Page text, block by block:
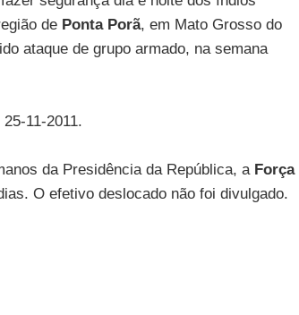
de Ponta Porã, em Mato Grosso do
ataque de grupo armado, na semana
25-11-2011.
da Presidência da República, a Força
O efetivo deslocado não foi divulgado.